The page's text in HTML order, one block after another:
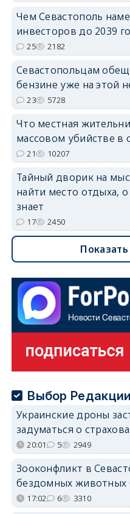
Чем Севастополь
инвесторов до 2039
25 2182
Севастопольцам
бензине уже на этой
23 5728
Что местная
массовом убийстве в
21 10207
Тайный дворик на
найти место отдыха,
знает
17 2450
Выбор Редакции
Украинские дроны
задуматься о
20:01 5 2949
Зооконфликт в
бездомных
17:02 6 3310